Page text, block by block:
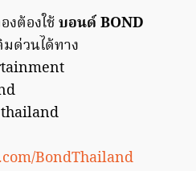
งต้องใช้บอนด์ BOND
ด่วนได้ทาง
BondThailand